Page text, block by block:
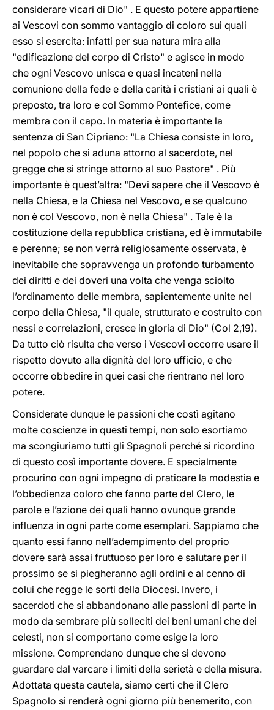
considerare vicari di Dio" . E questo potere appartiene
ai Vescovi con sommo vantaggio di coloro sui quali
esso si esercita: infatti per sua natura mira alla
"edificazione del corpo di Cristo" e agisce in modo
che ogni Vescovo unisca e quasi incateni nella
comunione della fede e della carità i cristiani ai quali è
preposto, tra loro e col Sommo Pontefice, come
membra con il capo. In materia è importante la
sentenza di San Cipriano: "La Chiesa consiste in loro,
nel popolo che si aduna attorno al sacerdote, nel
gregge che si stringe attorno al suo Pastore" . Più
importante è quest’altra: "Devi sapere che il Vescovo è
nella Chiesa, e la Chiesa nel Vescovo, e se qualcuno
non è col Vescovo, non è nella Chiesa" . Tale è la
costituzione della repubblica cristiana, ed è immutabile
e perenne; se non verrà religiosamente osservata, è
inevitabile che sopravvenga un profondo turbamento
dei diritti e dei doveri una volta che venga sciolto
l’ordinamento delle membra, sapientemente unite nel
corpo della Chiesa, "il quale, strutturato e costruito con
nessi e correlazioni, cresce in gloria di Dio" (Col 2,19).
Da tutto ciò risulta che verso i Vescovi occorre usare il
rispetto dovuto alla dignità del loro ufficio, e che
occorre obbedire in quei casi che rientrano nel loro
potere.
Considerate dunque le passioni che costì agitano
molte coscienze in questi tempi, non solo esortiamo
ma scongiuriamo tutti gli Spagnoli perché si ricordino
di questo così importante dovere. E specialmente
procurino con ogni impegno di praticare la modestia e
l’obbedienza coloro che fanno parte del Clero, le
parole e l’azione dei quali hanno ovunque grande
influenza in ogni parte come esemplari. Sappiamo che
quanto essi fanno nell’adempimento del proprio
dovere sarà assai fruttuoso per loro e salutare per il
prossimo se si piegheranno agli ordini e al cenno di
colui che regge le sorti della Diocesi. Invero, i
sacerdoti che si abbandonano alle passioni di parte in
modo da sembrare più solleciti dei beni umani che dei
celesti, non si comportano come esige la loro
missione. Comprendano dunque che si devono
guardare dal varcare i limiti della serietà e della misura.
Adottata questa cautela, siamo certi che il Clero
Spagnolo si renderà ogni giorno più benemerito, con